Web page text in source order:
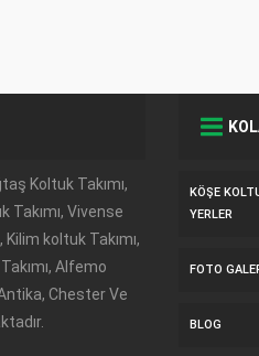
Koltuk Takımı,
Takımı, Vivense
Kilim koltuk Takımı,
Alfemo
Chester Ve
KÖŞE
YERLER
FOTO
BLOG